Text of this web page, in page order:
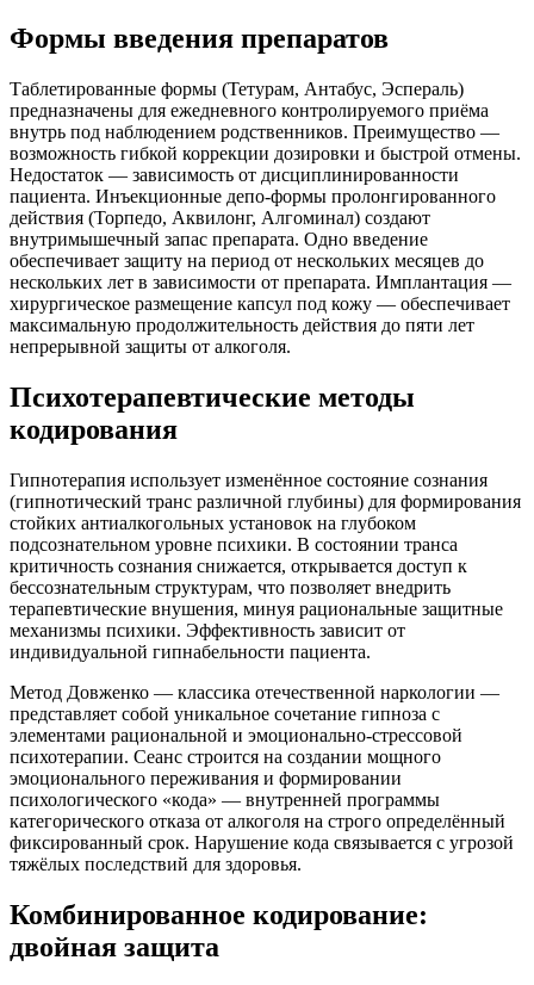
Формы введения препаратов
Таблетированные формы (Тетурам, Антабус, Эспераль)
предназначены для ежедневного контролируемого приёма
внутрь под наблюдением родственников. Преимущество —
возможность гибкой коррекции дозировки и быстрой отмены.
Недостаток — зависимость от дисциплинированности
пациента. Инъекционные депо-формы пролонгированного
действия (Торпедо, Аквилонг, Алгоминал) создают
внутримышечный запас препарата. Одно введение
обеспечивает защиту на период от нескольких месяцев до
нескольких лет в зависимости от препарата. Имплантация —
хирургическое размещение капсул под кожу — обеспечивает
максимальную продолжительность действия до пяти лет
непрерывной защиты от алкоголя.
Психотерапевтические методы
кодирования
Гипнотерапия использует изменённое состояние сознания
(гипнотический транс различной глубины) для формирования
стойких антиалкогольных установок на глубоком
подсознательном уровне психики. В состоянии транса
критичность сознания снижается, открывается доступ к
бессознательным структурам, что позволяет внедрить
терапевтические внушения, минуя рациональные защитные
механизмы психики. Эффективность зависит от
индивидуальной гипнабельности пациента.
Метод Довженко — классика отечественной наркологии —
представляет собой уникальное сочетание гипноза с
элементами рациональной и эмоционально-стрессовой
психотерапии. Сеанс строится на создании мощного
эмоционального переживания и формировании
психологического «кода» — внутренней программы
категорического отказа от алкоголя на строго определённый
фиксированный срок. Нарушение кода связывается с угрозой
тяжёлых последствий для здоровья.
Комбинированное кодирование:
двойная защита